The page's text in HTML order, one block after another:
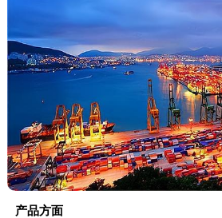
产品方面